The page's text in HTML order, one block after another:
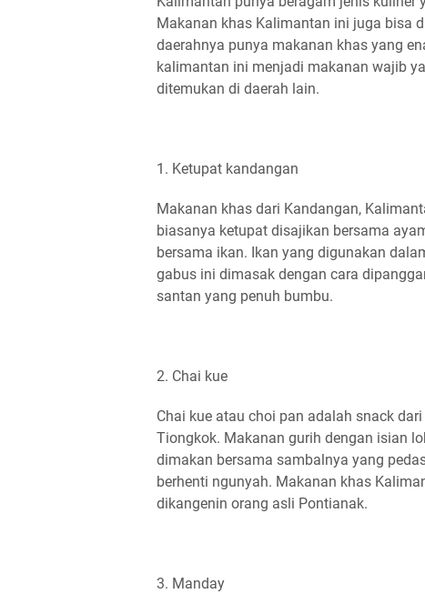
Makanan khas Kalimantan ini juga bisa
daerahnya punya makanan khas yang
kalimantan ini menjadi makanan wajib
ditemukan di daerah lain.
1. Ketupat kandangan
Makanan khas dari Kandangan,
biasanya ketupat disajikan bersama
bersama ikan. Ikan yang digunakan
gabus ini dimasak dengan cara
santan yang penuh bumbu.
2. Chai kue
Chai kue atau choi pan adalah snack
Tiongkok. Makanan gurih dengan isian
dimakan bersama sambalnya yang
berhenti ngunyah. Makanan khas
dikangenin orang asli Pontianak.
3. Manday